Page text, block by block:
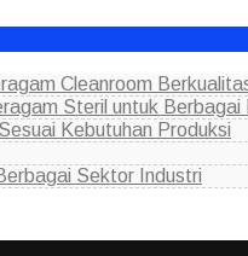
Cleanroom
Steril untuk Berbagai
Kebutuhan Produksi
Sektor Industri